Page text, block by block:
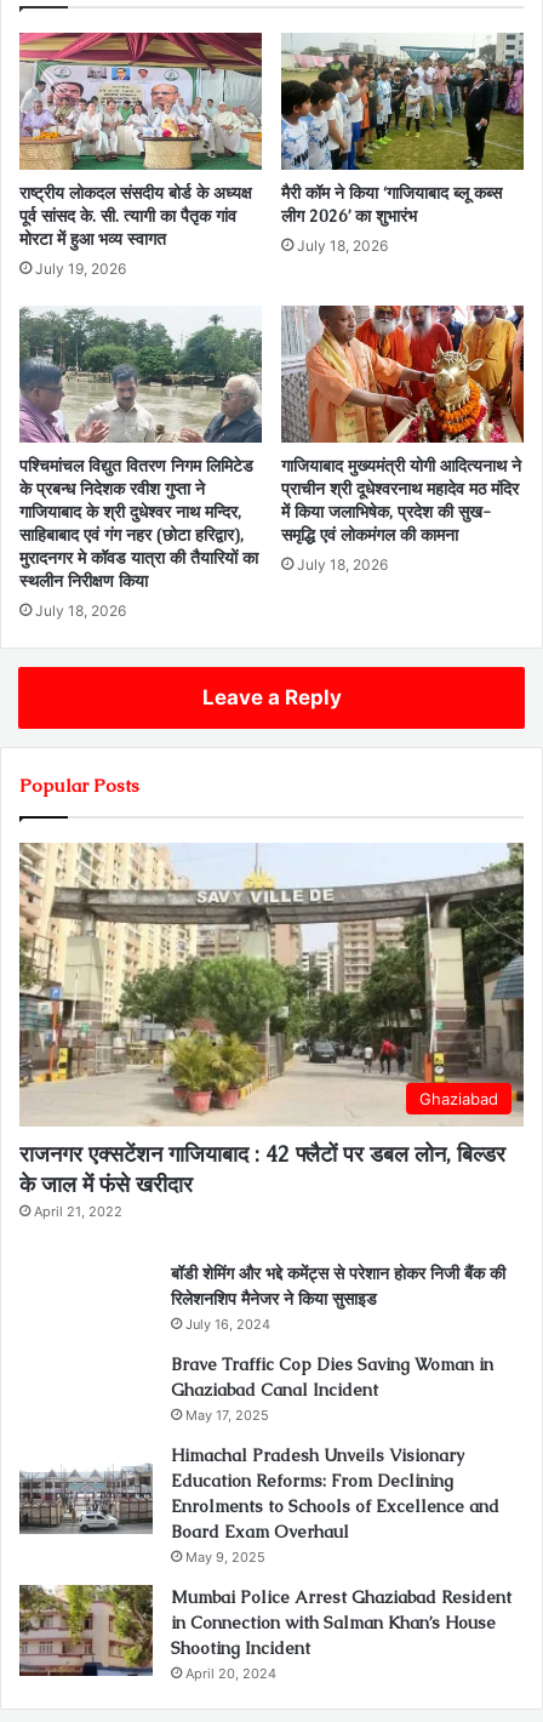
राष्ट्रीय लोकदल संसदीय बोर्ड के अध्यक्ष
पूर्व सांसद के. सी. त्यागी का पैतृक गांव
मोरटा में हुआ भव्य स्वागत
July 19, 2026
मैरी कॉम ने किया ‘गाजियाबाद ब्लू कब्स
लीग 2026’ का शुभारंभ
July 18, 2026
पश्चिमांचल विद्युत वितरण निगम लिमिटेड
के प्रबन्ध निदेशक रवीश गुप्ता ने
गाजियाबाद के श्री दुधेश्वर नाथ मन्दिर,
साहिबाबाद एवं गंग नहर (छोटा हरिद्वार),
मुरादनगर मे कॉवड यात्रा की तैयारियों का
स्थलीन निरीक्षण किया
July 18, 2026
गाजियाबाद मुख्यमंत्री योगी आदित्यनाथ ने
प्राचीन श्री दूधेश्वरनाथ महादेव मठ मंदिर
में किया जलाभिषेक, प्रदेश की सुख-
समृद्धि एवं लोकमंगल की कामना
July 18, 2026
Leave a Reply
Popular Posts
Ghaziabad
राजनगर एक्सटेंशन गाजियाबाद : 42 फ्लैटों पर डबल लोन, बिल्डर
के जाल में फंसे खरीदार
April 21, 2022
बॉडी शेमिंग और भद्दे कमेंट्स से परेशान होकर निजी बैंक की
रिलेशनशिप मैनेजर ने किया सुसाइड
July 16, 2024
Brave Traffic Cop Dies Saving Woman in
Ghaziabad Canal Incident
May 17, 2025
Himachal Pradesh Unveils Visionary
Education Reforms: From Declining
Enrolments to Schools of Excellence and
Board Exam Overhaul
May 9, 2025
Mumbai Police Arrest Ghaziabad Resident
in Connection with Salman Khan’s House
Shooting Incident
April 20, 2024